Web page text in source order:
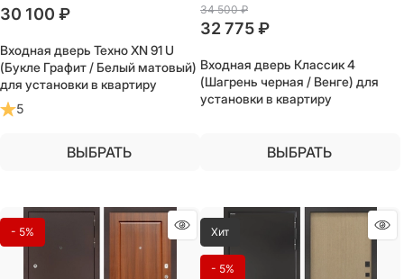
30 100 ₽
Входная дверь Техно XN 91 U
(Букле Графит / Белый матовый)
для установки в квартиру
5
ВЫБРАТЬ
34 500 ₽
32 775 ₽
Входная дверь Классик 4
(Шагрень черная / Венге) для
установки в квартиру
ВЫБРАТЬ
- 5% Хит
- 5%